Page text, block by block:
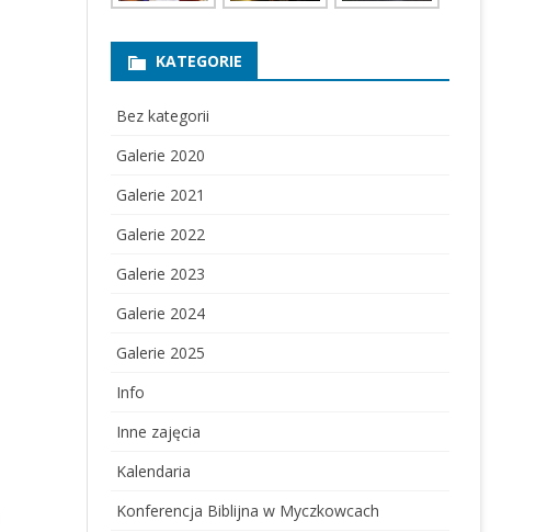
KATEGORIE
Bez kategorii
Galerie 2020
Galerie 2021
Galerie 2022
Galerie 2023
Galerie 2024
Galerie 2025
Info
Inne zajęcia
Kalendaria
Konferencja Biblijna w Myczkowcach